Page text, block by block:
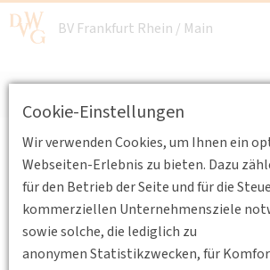
Cookie-Einstellungen
Wir verwenden Cookies, um Ihnen ein
Webseiten-Erlebnis zu bieten. Dazu
für den Betrieb der Seite und für die
kommerziellen Unternehmensziele
sowie solche, die lediglich zu
anonymen Statistikzwecken, für
BV Frankfurt Rhein / Main
Aktuelle Meldungen
Keine Nachrichten verfügbar.